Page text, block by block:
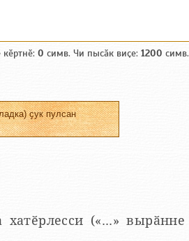
кӗртнӗ: 0 симв. Чи пысӑк виҫе: 1200 симв.
ҫук пулсан
хатӗрлесси («...» вырӑнне